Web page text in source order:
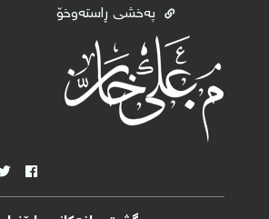
پەخشی ڕاستەوخۆ